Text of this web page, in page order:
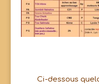
Ci-dessous